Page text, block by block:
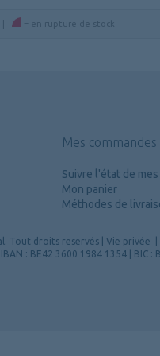
= en rupture de stock
Mes commandes
Suivre l'état de
Mon panier
Méthodes de
Tout droits reservés Vie privée
: BE42 3600 1984 1354 | BIC :